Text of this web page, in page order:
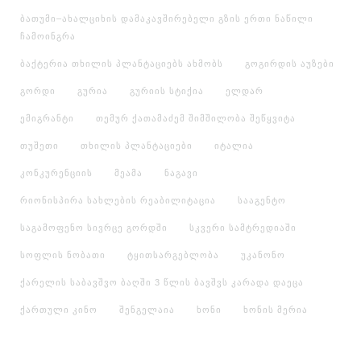
ბათუმი–ახალციხის დამაკავშირებელი გზის ერთი ნაწილი
ჩამოინგრა
ბაქტერია თხილის პლანტაციებს ახმობს გოგირდის აუზები
გორდი გურია გურიის სტიქია ელდარ
ემიგრანტი თემურ ქათამაძემ შიმშილობა შეწყვიტა
თუშეთი თხილის პლანტაციები იტალია
კონკურენციის მეამა ნაგავი
რიონისპირა სახლების რეაბილიტაცია სააგენტო
საგამოფენო სივრცე გორდში სკვერი სამტრედიაში
სოფლის ნობათი ტყითსარგებლობა უკანონო
ქარელის საბავშვო ბაღში 3 წლის ბავშვს კარადა დაეცა
ქართული კინო შენგელაია ხონი ხონის მერია